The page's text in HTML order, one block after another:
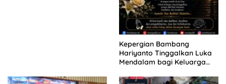
Kepergian Bambang
Hariyanto Tinggalkan Luka
Mendalam bagi Keluarga